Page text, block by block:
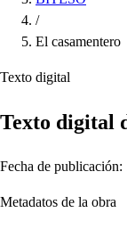
/
El casamentero
Texto digital
Texto digital
Fecha de
Metadatos de la obra